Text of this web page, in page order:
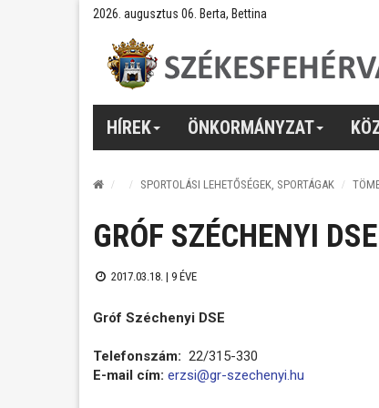
2026. augusztus 06. Berta, Bettina
HÍREK ÖNKORMÁNYZAT
SPORTOLÁSI LEHETŐSÉGEK, SPORTÁGAK
GRÓF SZÉCHENYI DSE
2017.03.18. | 9 ÉVE
Gróf Széchenyi DSE
Telefonszám: 22/315-330
E-mail cím: erzsi@gr-szechenyi.hu